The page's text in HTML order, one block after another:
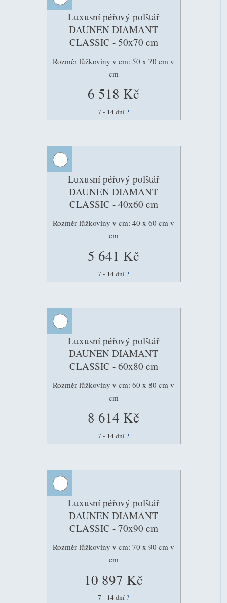
Luxusní péřový polštář
DAUNEN DIAMANT
CLASSIC - 50x70 cm
Rozměr lůžkoviny v cm: 50 x 70 cm v
cm
6 518 Kč
7 - 14 dní ?
Luxusní péřový polštář
DAUNEN DIAMANT
CLASSIC - 40x60 cm
Rozměr lůžkoviny v cm: 40 x 60 cm v
cm
5 641 Kč
7 - 14 dní ?
Luxusní péřový polštář
DAUNEN DIAMANT
CLASSIC - 60x80 cm
Rozměr lůžkoviny v cm: 60 x 80 cm v
cm
8 614 Kč
7 - 14 dní ?
Luxusní péřový polštář
DAUNEN DIAMANT
CLASSIC - 70x90 cm
Rozměr lůžkoviny v cm: 70 x 90 cm v
cm
10 897 Kč
7 - 14 dní ?